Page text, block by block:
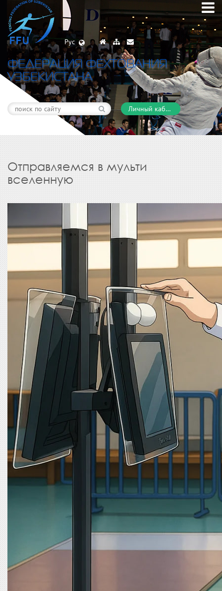
Рус
ФЕДЕРАЦИЯ ФЕХТОВАНИЯ
УЗБЕКИСТАНА
Личный кабинет
Отправляемся в мульти
вселенную